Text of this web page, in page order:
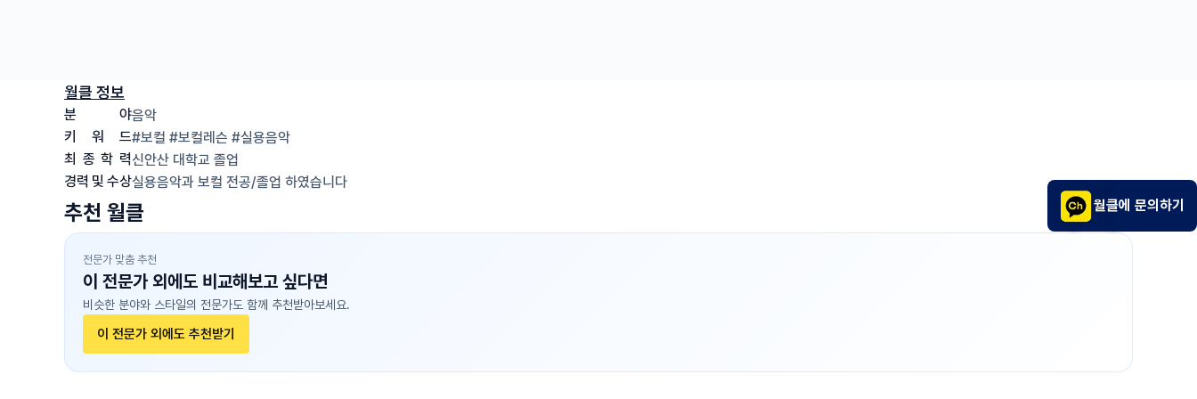
월클 정보
분 야음악
키
워 드#보컬 #보컬레슨 #실용음악
최 종 학 력신안산 대학교 졸업
경력 및 수상실용음악과 보컬 전공/졸업 하였습니다
추천 월클
전문가 맞춤 추천
이 전문가 외에도 비교해보고 싶다면
비슷한 분야와 스타일의 전문가도 함께 추천받아보세요.
이 전문가 외에도 추천받기
월클에 문의하기